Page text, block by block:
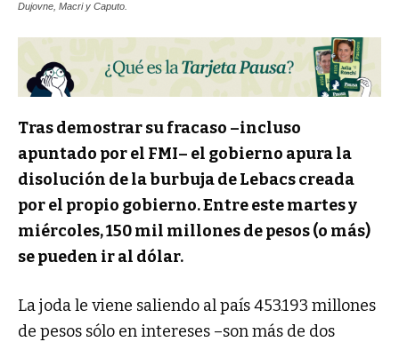
Dujovne, Macri y Caputo.
Tras demostrar su fracaso –incluso
apuntado por el FMI– el gobierno apura la
disolución de la burbuja de Lebacs creada
por el propio gobierno. Entre este martes y
miércoles, 150 mil millones de pesos (o más)
se pueden ir al dólar.
La joda le viene saliendo al país 453.193 millones
de pesos sólo en intereses –son más de dos